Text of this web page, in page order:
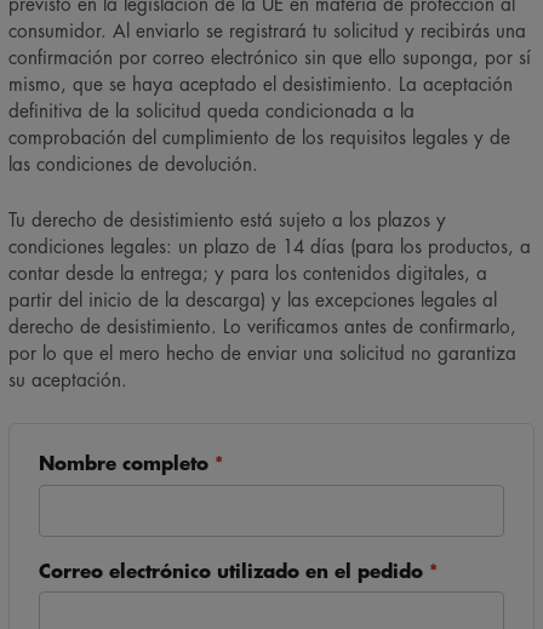
previsto en la legislación de la UE en materia de protección al
consumidor. Al enviarlo se registrará tu solicitud y recibirás una
confirmación por correo electrónico sin que ello suponga, por sí
mismo, que se haya aceptado el desistimiento. La aceptación
definitiva de la solicitud queda condicionada a la
comprobación del cumplimiento de los requisitos legales y de
Tu derecho de desistimiento está sujeto a los plazos y
condiciones legales: un plazo de 14 días (para los productos, a
contar desde la entrega; y para los contenidos digitales, a
partir del inicio de la descarga) y las excepciones legales al
derecho de desistimiento. Lo verificamos antes de confirmarlo,
por lo que el mero hecho de enviar una solicitud no garantiza
Nombre completo*
Correo electrónico utilizado en el pedido*